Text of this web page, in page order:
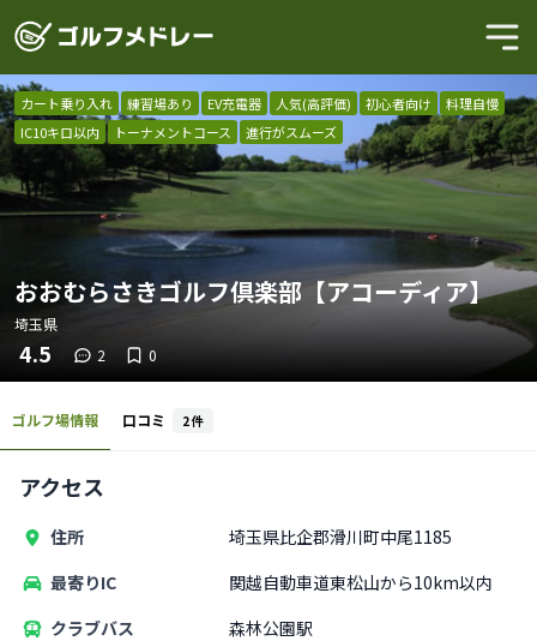
カート乗り入れ 練習場あり EV充電器 人気(高評価) 初心者向け
料理自慢
IC10キロ以内
トーナメントコース 進行がスムーズ
おおむらさきゴルフ倶楽部【アコーディア】
埼玉県
4.5 2 0
ゴルフ場情報 口コミ 2件
アクセス
住所
埼玉県比企郡滑川町中尾1185
最寄りIC
関越自動車道東松山から10km以内
クラブバス
森林公園駅